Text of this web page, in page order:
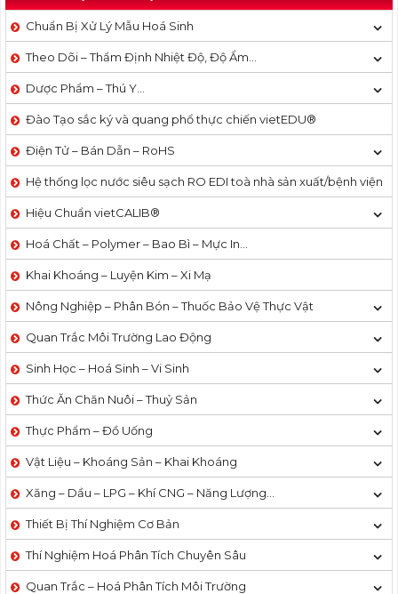
Chuẩn Bị Xử Lý Mẫu Hoá Sinh
Theo Dõi – Thẩm Định Nhiệt Độ, Độ Ẩm…
Dược Phẩm – Thú Y…
Đào Tạo sắc ký và quang phổ thực chiến vietEDU®
Điện Tử – Bán Dẫn – RoHS
Hệ thống lọc nước siêu sạch RO EDI​​ toà nhà sản xuất/bệnh viện
Hiệu Chuẩn vietCALIB®
Hoá Chất – Polymer – Bao Bì – Mực In…
Khai Khoáng – Luyện Kim – Xi Mạ
Nông Nghiệp – Phân Bón – Thuốc Bảo Vệ Thực Vật
Quan Trắc Môi Trường Lao Động
Sinh Học – Hoá Sinh – Vi Sinh
Thức Ăn Chăn Nuôi – Thuỷ Sản
Thực Phẩm – Đồ Uống
Vật Liệu – Khoáng Sản – Khai Khoáng
Xăng – Dầu – LPG – Khí CNG – Năng Lượng…
Thiết Bị Thí Nghiệm Cơ Bản
Thí Nghiệm Hoá Phân Tích Chuyên Sâu
Quan Trắc – Hoá Phân Tích Môi Trường